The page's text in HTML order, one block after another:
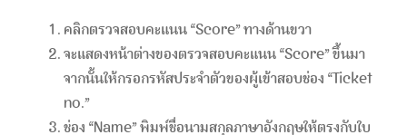
คลิกตรวจสอบคะแนน “Score” ทางด้านขวา
จะแสดงหน้าต่างของตรวจสอบคะแนน “Score” ขึ้นมา
จากนั้นให้กรอกรหัสประจำตัวของผู้เข้าสอบช่อง “Ticket
no.”
ช่อง “Name” พิมพ์ชื่อนามสกุลภาษาอังกฤษให้ตรงกับใบ